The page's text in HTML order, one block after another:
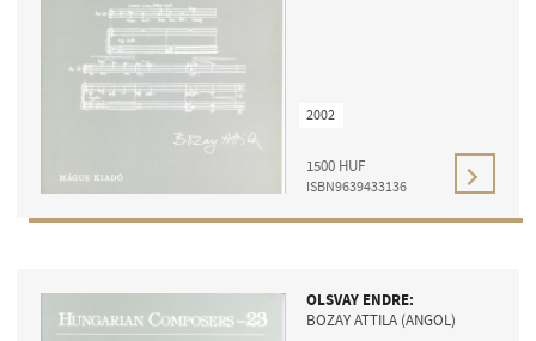
1500 HUF
ISBN9639433136
2002
OLSVAY ENDRE:
BOZAY ATTILA (ANGOL)